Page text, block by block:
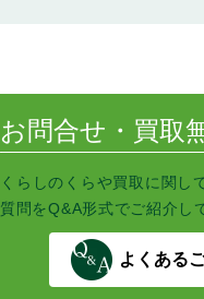
お問合せ・買取
くらしのくらや買取に関し
質問をQ&A形式でご紹介し
よくある